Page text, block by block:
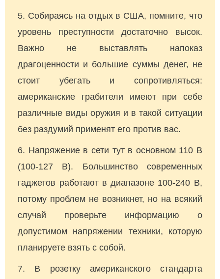
Собираясь на отдых в США, помните, что
уровень преступности достаточно высок.
Важно не выставлять напоказ
драгоценности и большие суммы денег, не
стоит убегать и сопротивляться:
американские грабители имеют при себе
различные виды оружия и в такой ситуации
без раздумий применят его против вас.
Напряжение в сети тут в основном 110 В
(100-127 В). Большинство современных
гаджетов работают в диапазоне 100-240 В,
потому проблем не возникнет, но на всякий
случай проверьте информацию о
допустимом напряжении техники, которую
планируете взять с собой.
В розетку американского стандарта